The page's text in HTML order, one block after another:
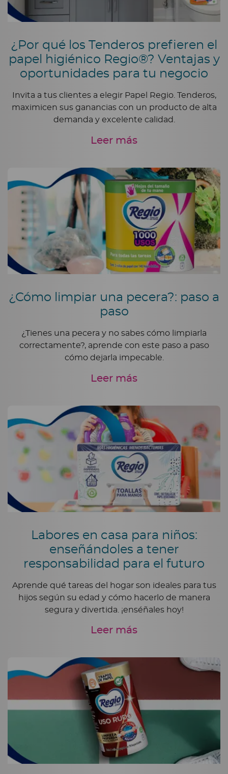
¿Por qué los Tenderos prefieren el
papel higiénico Regio®? Ventajas y
oportunidades para tu negocio
Invita a tus clientes a elegir Papel Regio. Tenderos,
maximicen sus ganancias con un producto de alta
demanda y excelente calidad.
Leer más
¿Cómo limpiar una pecera?: paso a
paso
¿Tienes una pecera y no sabes cómo limpiarla
correctamente?, aprende con este paso a paso
cómo dejarla impecable.
Leer más
Labores en casa para niños:
enseñándoles a tener
responsabilidad para el futuro
Aprende qué tareas del hogar son ideales para tus
hijos según su edad y cómo hacerlo de manera
segura y divertida. ¡enséñales hoy!
Leer más